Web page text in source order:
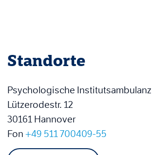
Standorte
Psychologische Institutsambulanz
Lützerodestr. 12
30161 Hannover
Fon +49 511 700409-55